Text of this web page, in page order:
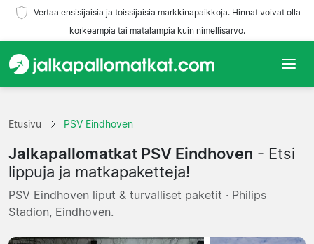
Vertaa ensisijaisia ja toissijaisia markkinapaikkoja. Hinnat voivat olla
korkeampia tai matalampia kuin nimellisarvo.
Joukkueet
Liigat
Matkatoimistoja
Etusivu PSV Eindhoven
Jalkapallomatkat PSV Eindhoven - Etsi
lippuja ja matkapaketteja!
PSV Eindhoven liput & turvalliset paketit · Philips
Stadion, Eindhoven.